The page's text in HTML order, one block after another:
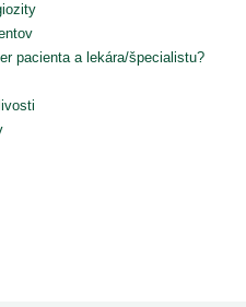
pacienta a lekára/špecialistu?